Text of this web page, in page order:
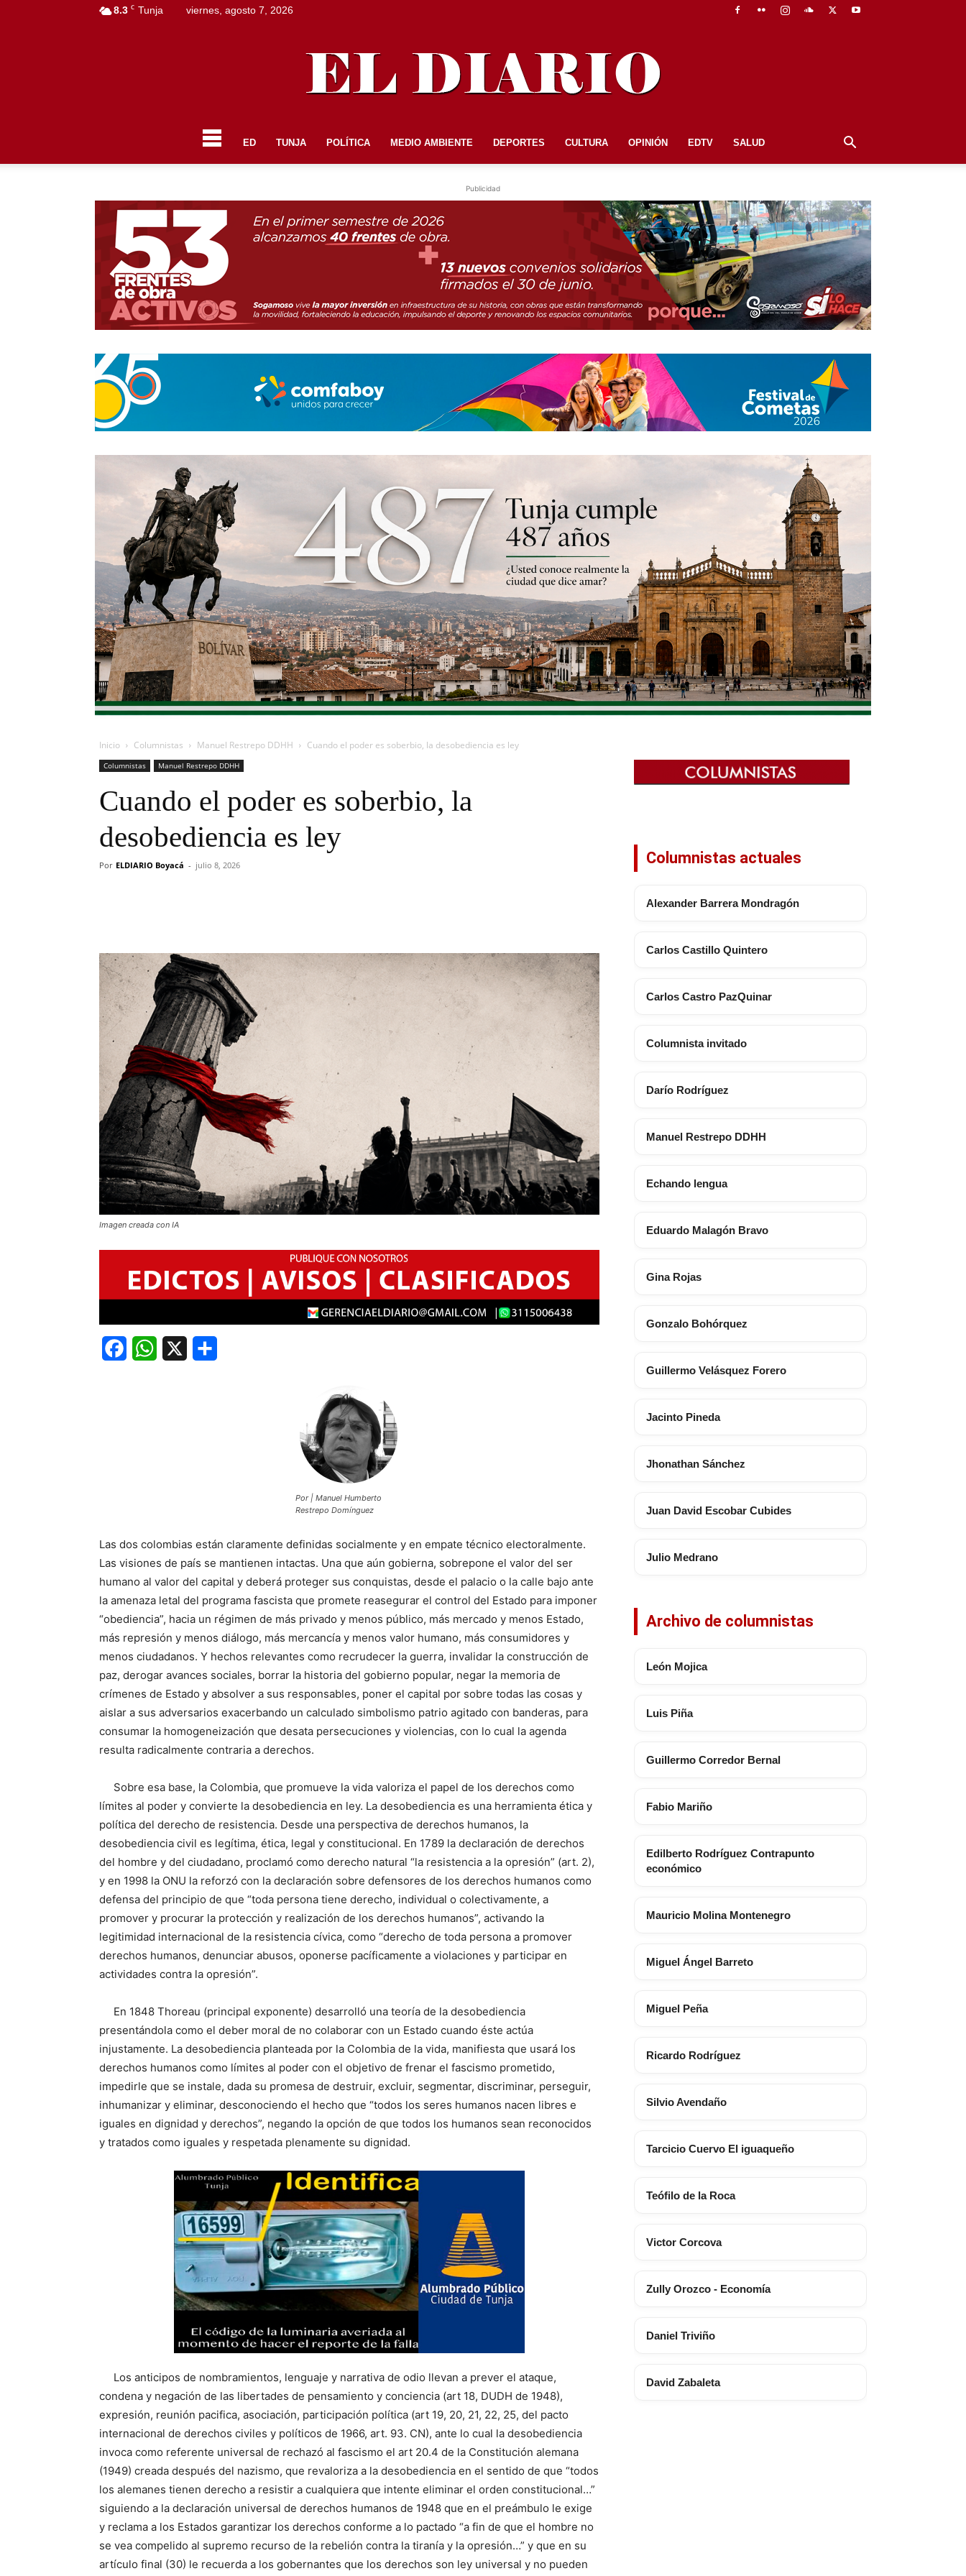
8.3 C Tunja viernes, agosto 7, 2026
DIARIO
ED TUNJA POLÍTICA MEDIO AMBIENTE DEPORTES CULTURA OPINIÓN EDTV SALUD
Publicidad
Inicio Columnistas Manuel Restrepo DDHH Cuando el poder es soberbio, la desobediencia es ley
Columnistas Manuel Restrepo DDHH
Cuando el poder es soberbio, la
desobediencia es ley
Por ELDIARIO Boyacá - julio 8, 2026
Imagen creada con IA
FacebookWhatsApp
Por | Manuel Humberto
Restrepo Domínguez
Las dos colombias están claramente definidas socialmente y en empate técnico electoralmente.
Las visiones de país se mantienen intactas. Una que aún gobierna, sobrepone el valor del ser
humano al valor del capital y deberá proteger sus conquistas, desde el palacio o la calle bajo ante
la amenaza letal del programa fascista que promete reasegurar el control del Estado para imponer
“obediencia”, hacia un régimen de más privado y menos público, más mercado y menos Estado,
más represión y menos diálogo, más mercancía y menos valor humano, más consumidores y
menos ciudadanos. Y hechos relevantes como recrudecer la guerra, invalidar la construcción de
paz, derogar avances sociales, borrar la historia del gobierno popular, negar la memoria de
crímenes de Estado y absolver a sus responsables, poner el capital por sobre todas las cosas y
aislar a sus adversarios exacerbando un calculado simbolismo patrio agitado con banderas, para
consumar la homogeneización que desata persecuciones y violencias, con lo cual la agenda
resulta radicalmente contraria a derechos.
Sobre esa base, la Colombia, que promueve la vida valoriza el papel de los derechos como
límites al poder y convierte la desobediencia en ley. La desobediencia es una herramienta ética y
política del derecho de resistencia. Desde una perspectiva de derechos humanos, la
desobediencia civil es legítima, ética, legal y constitucional. En 1789 la declaración de derechos
del hombre y del ciudadano, proclamó como derecho natural “la resistencia a la opresión” (art. 2),
y en 1998 la ONU la reforzó con la declaración sobre defensores de los derechos humanos como
defensa del principio de que “toda persona tiene derecho, individual o colectivamente, a
promover y procurar la protección y realización de los derechos humanos”, activando la
legitimidad internacional de la resistencia cívica, como “derecho de toda persona a promover
derechos humanos, denunciar abusos, oponerse pacíficamente a violaciones y participar en
actividades contra la opresión”.
En 1848 Thoreau (principal exponente) desarrolló una teoría de la desobediencia
presentándola como el deber moral de no colaborar con un Estado cuando éste actúa
injustamente. La desobediencia planteada por la Colombia de la vida, manifiesta que usará los
derechos humanos como límites al poder con el objetivo de frenar el fascismo prometido,
impedirle que se instale, dada su promesa de destruir, excluir, segmentar, discriminar, perseguir,
inhumanizar y eliminar, desconociendo el hecho que “todos los seres humanos nacen libres e
iguales en dignidad y derechos”, negando la opción de que todos los humanos sean reconocidos
y tratados como iguales y respetada plenamente su dignidad.
Los anticipos de nombramientos, lenguaje y narrativa de odio llevan a prever el ataque,
condena y negación de las libertades de pensamiento y conciencia (art 18, DUDH de 1948),
expresión, reunión pacifica, asociación, participación política (art 19, 20, 21, 22, 25, del pacto
internacional de derechos civiles y políticos de 1966, art. 93. CN), ante lo cual la desobediencia
invoca como referente universal de rechazó al fascismo el art 20.4 de la Constitución alemana
(1949) creada después del nazismo, que revaloriza a la desobediencia en el sentido de que “todos
los alemanes tienen derecho a resistir a cualquiera que intente eliminar el orden constitucional…”
siguiendo a la declaración universal de derechos humanos de 1948 que en el preámbulo le exige
y reclama a los Estados garantizar los derechos conforme a lo pactado “a fin de que el hombre no
se vea compelido al supremo recurso de la rebelión contra la tiranía y la opresión…” y que en su
artículo final (30) le recuerda a los gobernantes que los derechos son ley universal y no pueden
Columnistas actuales
Alexander Barrera Mondragón
Carlos Castillo Quintero
Carlos Castro PazQuinar
Columnista invitado
Darío Rodríguez
Manuel Restrepo DDHH
Echando lengua
Eduardo Malagón Bravo
Gina Rojas
Gonzalo Bohórquez
Guillermo Velásquez Forero
Jacinto Pineda
Jhonathan Sánchez
Juan David Escobar Cubides
Julio Medrano
Archivo de columnistas
León Mojica
Luis Piña
Guillermo Corredor Bernal
Fabio Mariño
Edilberto Rodríguez Contrapunto
económico
Mauricio Molina Montenegro
Miguel Ángel Barreto
Miguel Peña
Ricardo Rodríguez
Silvio Avendaño
Tarcicio Cuervo El iguaqueño
Teófilo de la Roca
Victor Corcova
Zully Orozco - Economía
Daniel Triviño
David Zabaleta